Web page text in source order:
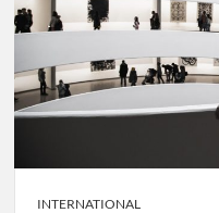
INTERNATIONAL